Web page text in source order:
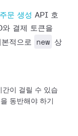
문 생성 API 호
결제 토큰을
적으로
new 상
간이 걸릴 수 있습
동반해야 하기